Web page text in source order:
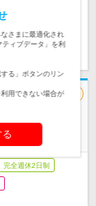
気になる
追加コンテンツ
戦休暇あり ＊賞与
】未経験OK
完全週休2日制
さまに最適化され
ィブデータ」を利
る」ボタンのリン
用できない場合が